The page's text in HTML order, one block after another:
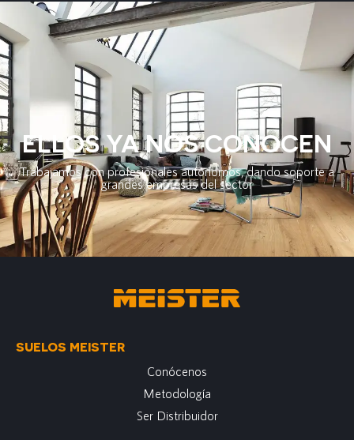
ELLOS YA NOS CONOCEN
Trabajamos con profesionales autónomos, dando soporte a
grandes empresas del sector
SUELOS MEISTER
Conócenos
Metodología
Ser Distribuidor